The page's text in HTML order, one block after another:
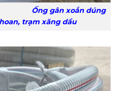
xoắn dúng
trạm xăng dầu